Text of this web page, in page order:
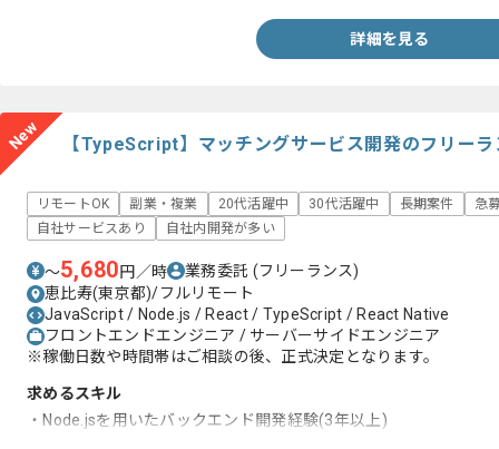
詳細を見る
New 【TypeScript】マッチングサービス開発のフリー
リモートOK 副業・複業 20代活躍中 30代活躍中 長期案件
急
自社サービスあり
自社内開発が多い
〜5,680円／時 業務委託 (フリーランス)
恵比寿(東京都)/フルリモート
JavaScript / Node.js / React / TypeScript / React Native
フロントエンドエンジニア / サーバーサイドエンジニア
※稼働日数や時間帯はご相談の後、正式決定となります。
求めるスキル
・Node.jsを用いたバックエンド開発経験(3年以上)